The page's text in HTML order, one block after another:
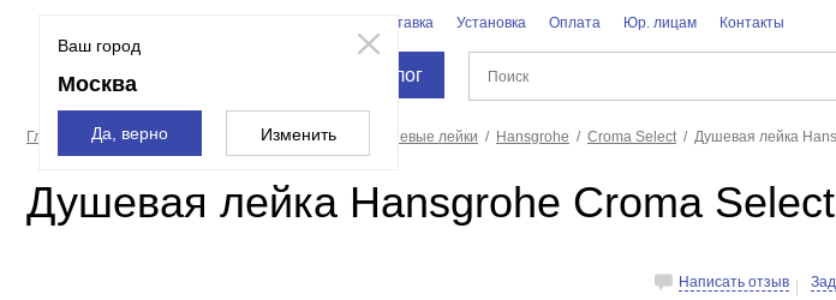
Ваш город
Москва
Да, верно Изменить
Доставка Установка Оплата Юр. лицам Контакты
Каталог
Главная страница Смесители и души Души Душевые лейки Hansgrohe Croma Select Душевая лейка
Душевая лейка Hansgrohe Croma
Написать отзыв